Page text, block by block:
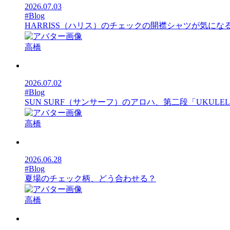
2026.07.03
#Blog
HARRISS（ハリス）のチェックの開襟シャツが気になる
高橋
2026.07.02
#Blog
SUN SURF（サンサーフ）のアロハ、第二段「
高橋
2026.06.28
#Blog
夏場のチェック柄、どう合わせる？
高橋